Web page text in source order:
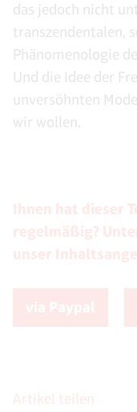
das jedoch nicht
transzendentalen,
Phänomenologie
Und die Idee der
unversöhnten
wir wollen.